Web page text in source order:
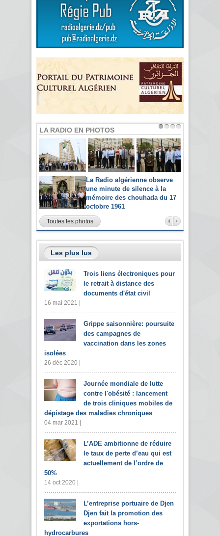
LA RADIO EN PHOTOS
La Radio algérienne observe
une minute de silence à la
mémoire des chouhada du 17
octobre 1961
Toutes les photos
Les plus lus
Trois liens électroniques pour
le retrait à distance des
documents d'état civil
16 mai 2021 |
Grippe saisonnière: poursuite
des campagnes de
vaccination dans les zones
isolées
26 déc 2020 |
Journée mondiale de lutte
contre l'obésité : lancement
de trois cliniques mobiles de
dépistage des maladies chroniques
04 mar 2021 |
L’ADE ambitionne de réduire
le taux de perte d’eau qui est
actuellement de l’ordre de
50%
14 oct 2020 |
L’entreprise portuaire de Djen
Djen fait la promotion des
exportations hors-
hydrocarbures